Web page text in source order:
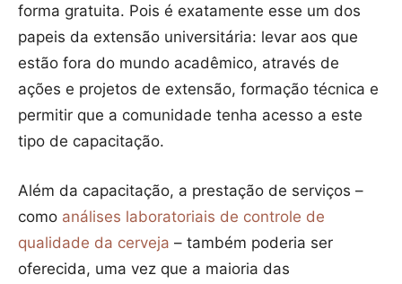
forma gratuita. Pois é exatamente esse um dos
papeis da extensão universitária: levar aos que
estão fora do mundo acadêmico, através de
ações e projetos de extensão, formação técnica e
permitir que a comunidade tenha acesso a este
tipo de capacitação.
Além da capacitação, a prestação de serviços –
como análises laboratoriais de controle de
qualidade da cerveja – também poderia ser
oferecida, uma vez que a maioria das